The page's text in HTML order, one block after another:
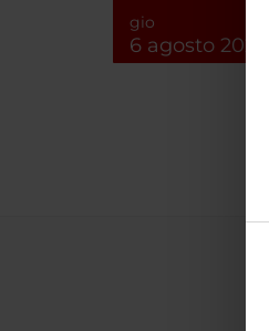
gio
6 agosto 2026